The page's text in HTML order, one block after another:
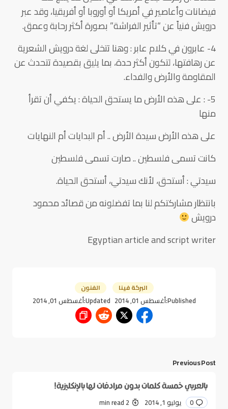
فيضانات وأعاصير في أمريكا أو أوروبا أو أفريقيا، وقد عبر
درويش فنياً عن “تأثير الفراشة” بصورة أكثر رحابة وعمق.
4- عابرون في كلام عابر : وهنا تتخلى لغة درويش الشعرية
عن رهافتها، لتكون أكثر حدة، بما يليق بقصيدة تتحدث عن
المقاومة والأرض والفداء.
5- : على هذه الأرض ما يستحق الحياة : يكفي أن تقرأ
منها
على هذه الأرض سيدة الأرض .. أم البدايات أم النهايات
كانت تسمى فلسطين .. صارت تسمى فلسطين
سيدتي : أستحق، لأنك سيدتي، أستحق الحياة.
بانتظار مشاركتكم لنا بما تفضلونه من قصائد محمود
درويش
Egyptian article and script writer
البركة فينا الفنون
Published:أغسطس 01, 2014 Updated:أغسطس 01, 2014
Previous Post
بالعربي خمسة كلمات بدون مرادفات لها بالإنكليزية!
0 يوليو 1, 2014 2 min read